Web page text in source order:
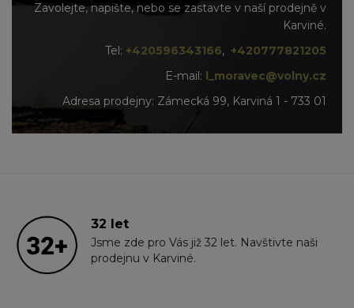
Zavolejte, napište, nebo se zastavte v naší prodejně v
Karviné.
Tel: +420596343166, +420777821205
E-mail: l_moravec@volny.cz
Adresa prodejny: Zámecká 99, Karviná 1 - 733 01
32 let
Jsme zde pro Vás již 32 let. Navštivte naši
prodejnu v Karviné.